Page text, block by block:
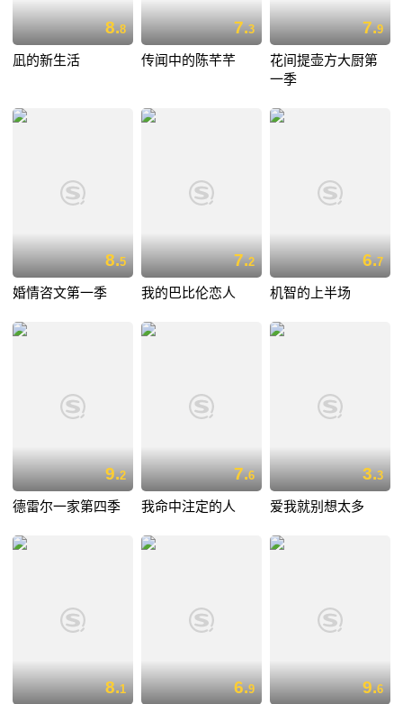
8.8
凪的新生活
7.3
传闻中的陈芊芊
7.9
花间提壶方大厨第
一季
8.5
婚情咨文第一季
7.2
我的巴比伦恋人
6.7
机智的上半场
9.2
德雷尔一家第四季
7.6
我命中注定的人
3.3
爱我就别想太多
8.1 6.9 9.6